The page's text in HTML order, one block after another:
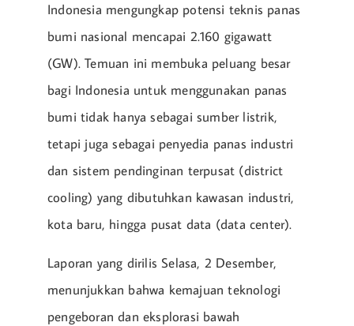
Indonesia mengungkap potensi teknis panas
bumi nasional mencapai 2.160 gigawatt
(GW). Temuan ini membuka peluang besar
bagi Indonesia untuk menggunakan panas
bumi tidak hanya sebagai sumber listrik,
tetapi juga sebagai penyedia panas industri
dan sistem pendinginan terpusat (district
cooling) yang dibutuhkan kawasan industri,
kota baru, hingga pusat data (data center).
Laporan yang dirilis Selasa, 2 Desember,
menunjukkan bahwa kemajuan teknologi
pengeboran dan eksplorasi bawah